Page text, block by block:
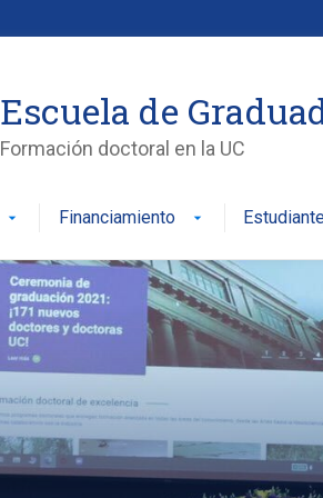
Escuela de
Formación doctoral en la UC
Financiamiento